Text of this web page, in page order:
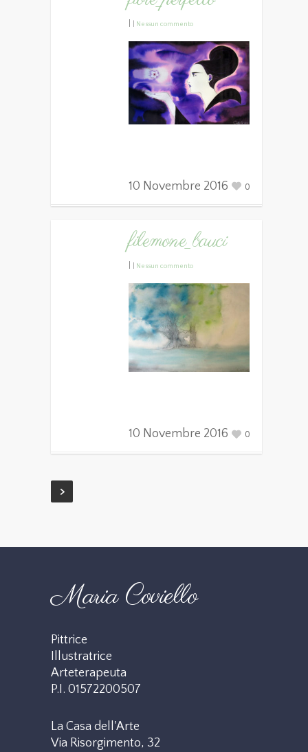
Nessun commento
10 Novembre 2016 0
filemone_bauci
Nessun commento
10 Novembre 2016 0
Maria Coviello
Pittrice
Illustratrice
Arteterapeuta
P.I. 01572200507
La Casa dell'Arte
Via Risorgimento, 32